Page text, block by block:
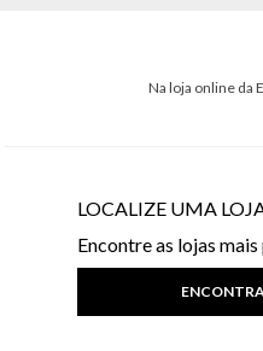
Na loja online da
LOCALIZE UMA
Encontre as lojas